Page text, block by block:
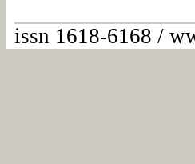
issn 1618-6168 /